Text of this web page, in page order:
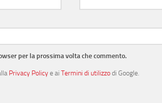
per la prossima volta che commento.
Privacy Policye ai Termini di utilizzodi Google.